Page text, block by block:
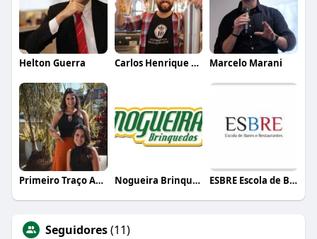
Helton Guerra Carlos Henrique de Faria Vasconcelos Marcelo Marani
Primeiro Traço Arquitetura Nogueira Brinquedos ESBRE Escola de Bares e Restaurantes
Seguidores(11)